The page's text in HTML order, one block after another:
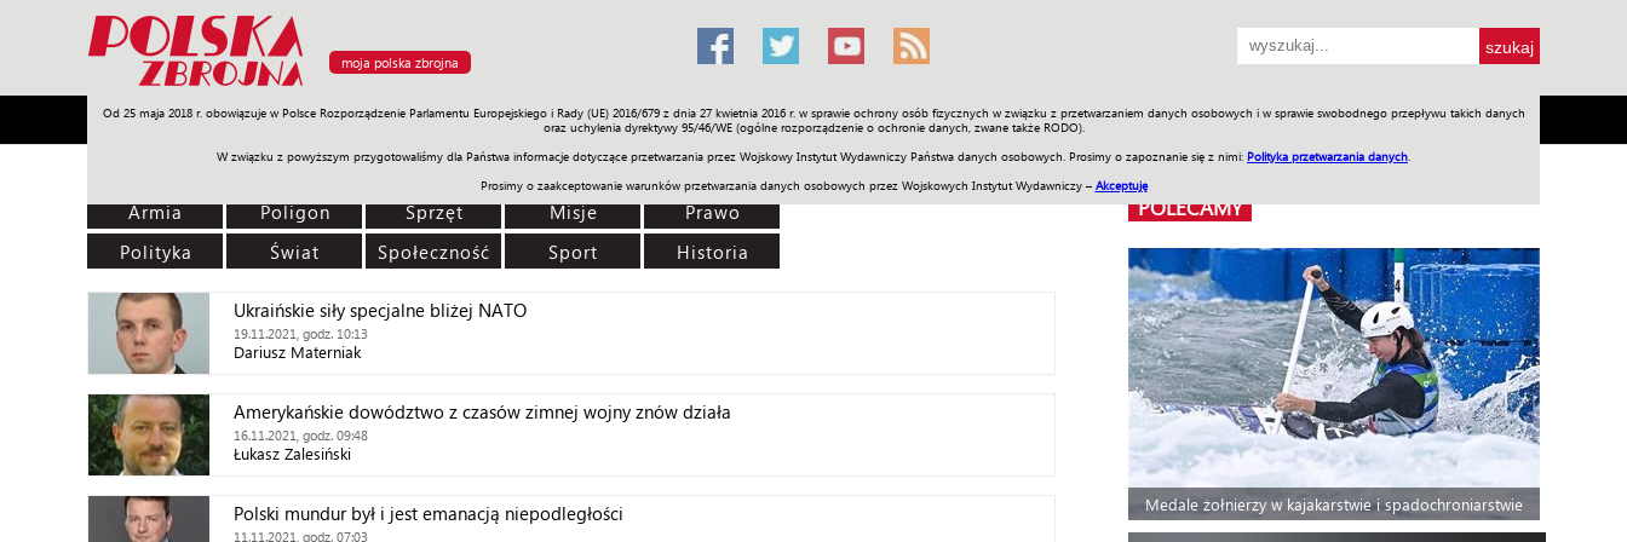
moja polska zbrojna
Od 25 maja 2018 r. obowiązuje w Polsce Rozporządzenie Parlamentu Europejskiego i Rady (UE) 2016/679 z dnia 27 kwietnia 2016 r. w sprawie ochrony osób fizycznych w związku z przetwarzaniem danych osobowych i w sprawie swobodnego przepływu takich danych
oraz uchylenia dyrektywy 95/46/WE (ogólne rozporządzenie o ochronie danych, zwane także RODO).
W związku z powyższym przygotowaliśmy dla Państwa informacje dotyczące przetwarzania przez Wojskowy Instytut Wydawniczy Państwa danych osobowych. Prosimy o zapoznanie się z nimi: Polityka przetwarzania danych
Prosimy o zaakceptowanie warunków przetwarzania danych osobowych przez Wojskowych Instytut Wydawniczy – Akceptuję
Armia Poligon Sprzęt Misje Polityka Prawo Świat Społeczność Sport Historia Galerie Wideo ENGLISH SKLEP Jednodniówki Praca w WIW
Armia Poligon Sprzęt Misje
Prawo
Polityka
Świat Społeczność Sport Historia
Ukraińskie siły specjalne bliżej NATO
19.11.2021, godz. 10:13
Dariusz Materniak
Amerykańskie dowództwo z czasów zimnej wojny znów działa
16.11.2021, godz. 09:48
Łukasz Zalesiński
Polski mundur był i jest emanacją niepodległości
11.11.2021, godz. 07:03
POLECAMY
Medale żołnierzy w kajakarstwie i spadochroniarstwie